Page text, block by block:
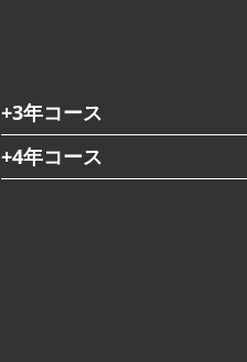
+3年コース
+4年コース